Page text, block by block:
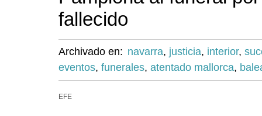
fallecido
Archivado en: navarra, justicia, interior,
eventos, funerales, atentado mallorca,
EFE